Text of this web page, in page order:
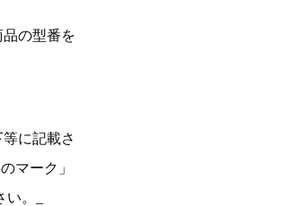
の型番を
に記載さ
マーク」
。_